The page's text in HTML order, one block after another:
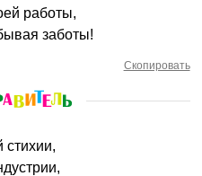
работы,
заботы!
Скопировать
стихии,